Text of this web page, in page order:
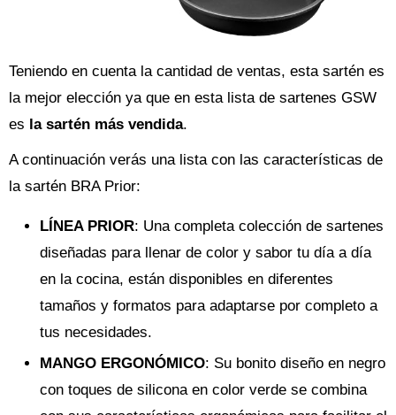
Teniendo en cuenta la cantidad de ventas, esta sartén es
la mejor elección ya que en esta lista de sartenes GSW
es la sartén más vendida.
A continuación verás una lista con las características de
la sartén BRA Prior:
LÍNEA PRIOR: Una completa colección de sartenes
diseñadas para llenar de color y sabor tu día a día
en la cocina, están disponibles en diferentes
tamaños y formatos para adaptarse por completo a
tus necesidades.
MANGO ERGONÓMICO: Su bonito diseño en negro
con toques de silicona en color verde se combina